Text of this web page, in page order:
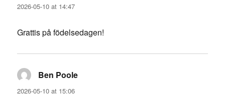
2026-05-10 at 14:47
Grattis på födelsedagen!
Ben Poole
2026-05-10 at 15:06